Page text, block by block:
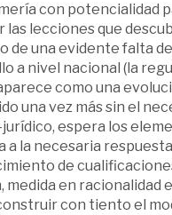
con potencialidad
las lecciones que
de una evidente falta
a nivel nacional (la
como una
una vez más sin el
espera los
a la necesaria
de
medida en racionalidad
con tiento el